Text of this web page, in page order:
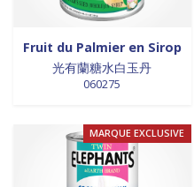
Fruit du Palmier en Sirop
光有蘭糖水白玉丹
060275
MARQUE EXCLUSIVE